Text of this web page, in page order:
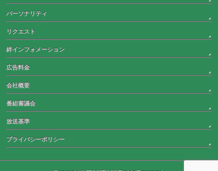
パーソナリティ
リクエスト
絆インフォメーション
広告料金
会社概要
番組審議会
放送基準
プライバシーポリシー